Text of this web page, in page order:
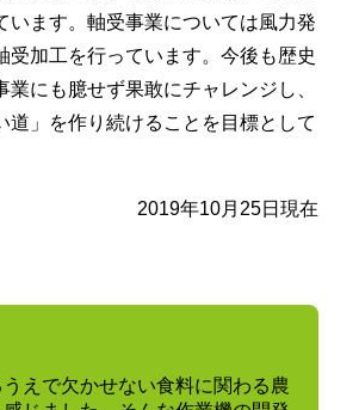
います。軸受事業については風力発
受加工を行っています。今後も歴史
にも臆せず果敢にチャレンジし、
道」を作り続けることを目標として
2019年10月25日現在
えで欠かせない食料に関わる農